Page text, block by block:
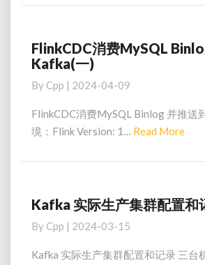
具
的
比
较
FlinkCDC
消
MySQL
Binlog
并
推
FlinkCDC消费MySQL
Kafka(一)
By Cpp | 2024-04-09
FlinkCDC消费MySQL Binlog 并推送
境：Flink Version: 1… Read MoreRead
Kafka
际
生
Kafka 实际生产集群配置和
By Cpp | 2024-03-15
Kafka 实际生产集群配置和记录 三台